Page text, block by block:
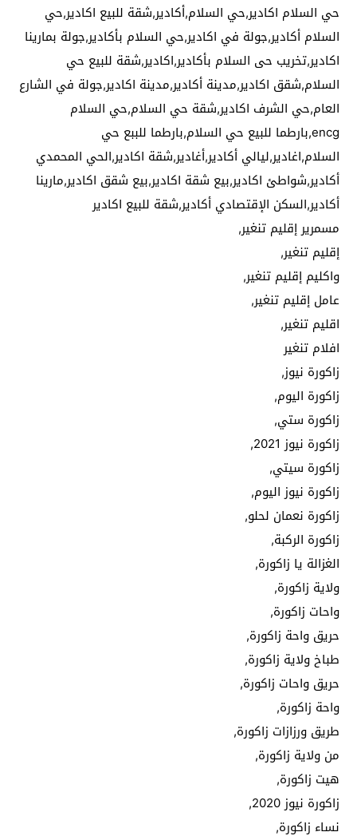
حي السلام اكادير,حي السلام,أكادير,شقة للبيع اكادير,حي
السلام أكادير,جولة في اكادير,حي السلام بأكادير,جولة بمارينا
اكادير,تخريب حى السلام بأكادير,اكادير,شقة للبيع حي
السلام,شقق اكادير,مدينة أكادير,مدينة اكادير,جولة في الشارع
العام,حي الشرف اكادير,شقة حي السلام,حي السلام
encg,بارطما للبيع حي السلام,بارطما للببع حي
السلام,اغادير,ليالي أكادير,أغادير,شقة اكادير,الحي المحمدي
أكادير,شواطئ اكادير,بيع شقة اكادير,بيع شقق اكادير,مارينا
أكادير,السكن الإقتصادي أكادير,شقة للبيع اكادير
مسمرير إقليم تنغير,
إقليم تنغير,
واكليم إقليم تنغير,
عامل إقليم تنغير,
اقليم تنغير,
افلام تنغير
زاكورة نيوز,
زاكورة اليوم,
زاكورة ستي,
زاكورة نيوز 2021,
زاكورة سيتي,
زاكورة نيوز اليوم,
زاكورة نعمان لحلو,
زاكورة الركبة,
الغزالة يا زاكورة,
ولاية زاكورة,
واحات زاكورة,
حريق واحة زاكورة,
طباخ ولاية زاكورة,
حريق واحات زاكورة,
واحة زاكورة,
طريق ورزازات زاكورة,
من ولاية زاكورة,
هيت زاكورة,
زاكورة نيوز 2020,
نساء زاكورة,